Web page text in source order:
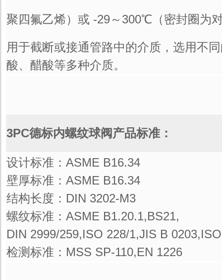
聚四氟乙烯）或 -29～300℃（密封圈为
用于截断或接通管路中的介质，选用不
酸、醋酸等多种介质。
3PC德标内螺纹球阀产品标准：
设计标准：ASME B16.34
壁厚标准：ASME B16.34
结构长度：DIN 3202-M3
螺纹标准：ASME B1.20.1,BS21,
DIN 2999/259,ISO 228/1,JIS B
检测标准：MSS SP-110,EN 1226